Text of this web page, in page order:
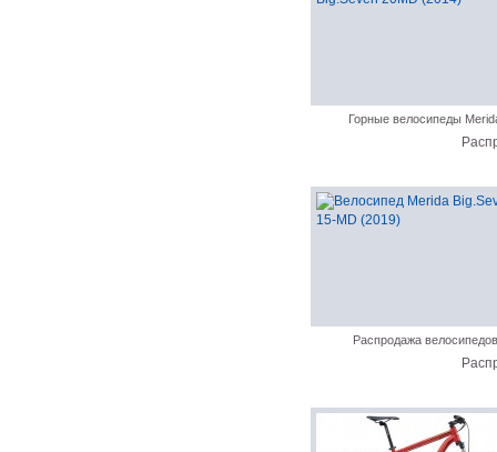
Горные велосипеды
Распродажа велосипедов